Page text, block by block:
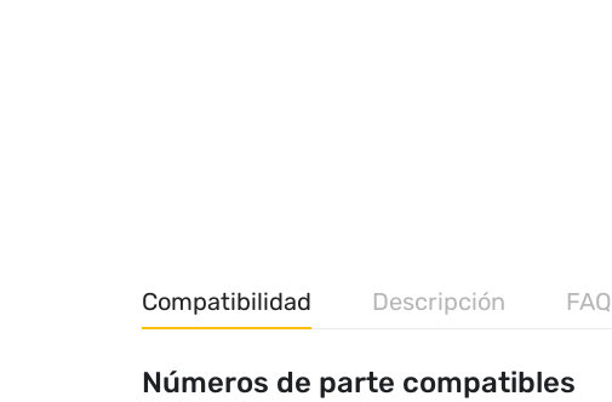
Compatibilidad Descripción FAQ
Números de parte compatibles